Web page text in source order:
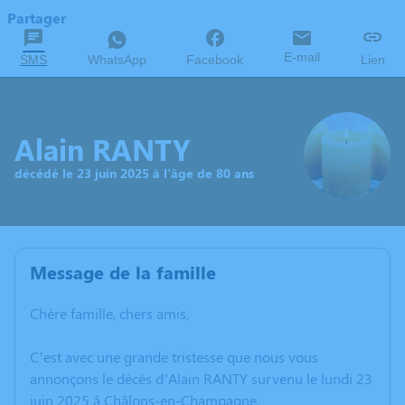
Partager
SMS WhatsApp Facebook E-mail Lien
Alain RANTY
décédé le 23 juin 2025 à l'âge de 80 ans
Message de la famille
Chère famille, chers amis,
C’est avec une grande tristesse que nous vous
annonçons le décès d’Alain RANTY survenu le lundi 23
juin 2025 à Châlons-en-Champagne.